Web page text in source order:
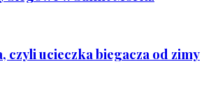
czyli ucieczka biegacza od zimy